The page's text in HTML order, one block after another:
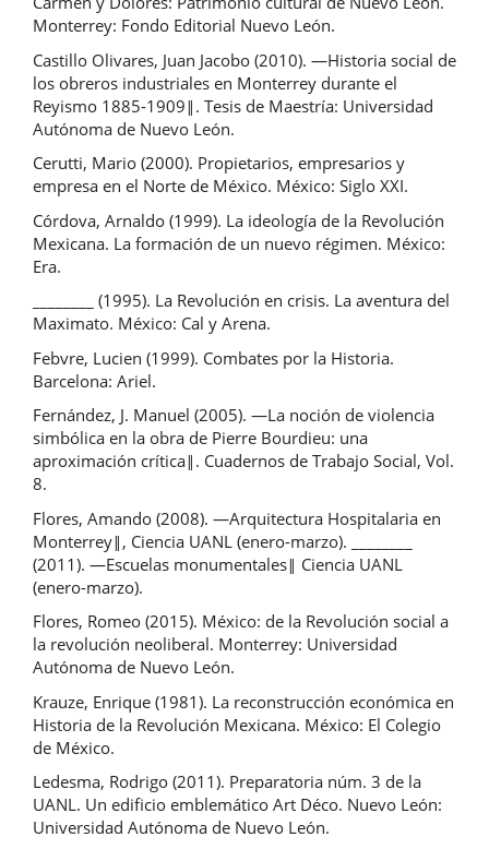
Monterrey: Fondo Editorial Nuevo León.
Castillo Olivares, Juan Jacobo (2010). ―Historia social de
los obreros industriales en Monterrey durante el
Reyismo 1885-1909‖. Tesis de Maestría: Universidad
Autónoma de Nuevo León.
Cerutti, Mario (2000). Propietarios, empresarios y
empresa en el Norte de México. México: Siglo XXI.
Córdova, Arnaldo (1999). La ideología de la Revolución
Mexicana. La formación de un nuevo régimen. México:
Era.
________ (1995). La Revolución en crisis. La aventura del
Maximato. México: Cal y Arena.
Febvre, Lucien (1999). Combates por la Historia.
Barcelona: Ariel.
Fernández, J. Manuel (2005). ―La noción de violencia
simbólica en la obra de Pierre Bourdieu: una
aproximación crítica‖. Cuadernos de Trabajo Social, Vol.
8.
Flores, Amando (2008). ―Arquitectura Hospitalaria en
Monterrey‖, Ciencia UANL (enero-marzo). ________
(2011). ―Escuelas monumentales‖ Ciencia UANL
(enero-marzo).
Flores, Romeo (2015). México: de la Revolución social a
la revolución neoliberal. Monterrey: Universidad
Autónoma de Nuevo León.
Krauze, Enrique (1981). La reconstrucción económica en
Historia de la Revolución Mexicana. México: El Colegio
de México.
Ledesma, Rodrigo (2011). Preparatoria núm. 3 de la
UANL. Un edificio emblemático Art Déco. Nuevo León:
Universidad Autónoma de Nuevo León.